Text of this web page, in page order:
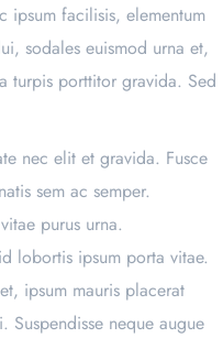
ipsum facilisis, elementum
sodales euismod urna et,
turpis porttitor gravida. Sed
nec elit et gravida. Fusce
sem ac semper.
purus urna.
lobortis ipsum porta vitae.
ipsum mauris placerat
neque augue